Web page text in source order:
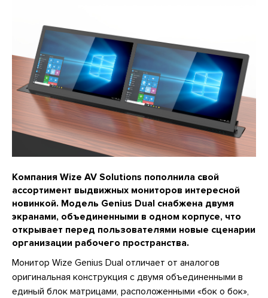
Компания Wize AV Solutions пополнила свой
ассортимент выдвижных мониторов интересной
новинкой. Модель Genius Dual снабжена двумя
экранами, объединенными в одном корпусе, что
открывает перед пользователями новые сценарии
организации рабочего пространства.
Монитор Wize Genius Dual отличает от аналогов
оригинальная конструкция с двумя объединенными в
единый блок матрицами, расположенными «бок о бок»,